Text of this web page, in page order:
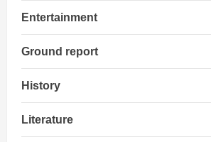
करुँगी
Entertainment
Ground report
History
Literature